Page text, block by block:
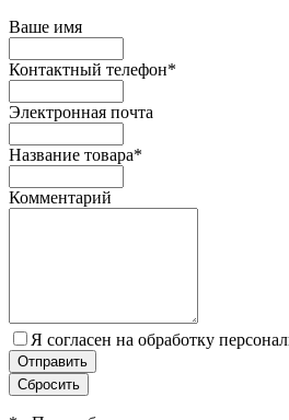
Ваше имя
Контактный телефон*
Электронная почта
Название товара*
Комментарий
Я согласен на обработку